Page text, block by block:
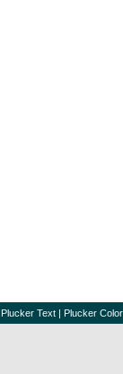
Plucker Text | Plucker Color